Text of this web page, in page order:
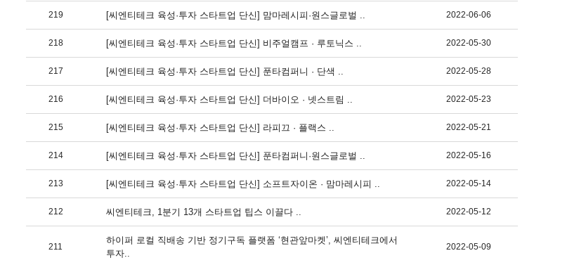
219 [씨엔티테크 육성·투자 스타트업 단신] 맘마레시피·원스글로벌 .. 2022-06-06
218 [씨엔티테크 육성·투자 스타트업 단신] 비주얼캠프 · 루토닉스 .. 2022-05-30
217 [씨엔티테크 육성·투자 스타트업 단신] 푼타컴퍼니 · 단색 .. 2022-05-28
216 [씨엔티테크 육성·투자 스타트업 단신] 더바이오 · 넷스트림 .. 2022-05-23
215 [씨엔티테크 육성·투자 스타트업 단신] 라피끄 · 플랙스 .. 2022-05-21
214 [씨엔티테크 육성·투자 스타트업 단신] 푼타컴퍼니·원스글로벌 .. 2022-05-16
213 [씨엔티테크 육성·투자 스타트업 단신] 소프트자이온 · 맘마레시피 .. 2022-05-14
212 씨엔티테크, 1분기 13개 스타트업 팁스 이끌다 .. 2022-05-12
211
하이퍼 로컬 직배송 기반 정기구독 플랫폼 ‘현관앞마켓’, 씨엔티테크에서
투자..
2022-05-09